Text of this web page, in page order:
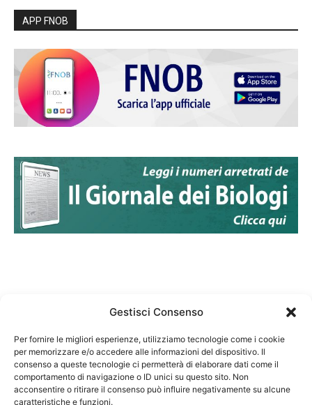
Gestisci Consenso
Per fornire le migliori esperienze, utilizziamo tecnologie come i cookie
per memorizzare e/o accedere alle informazioni del dispositivo. Il
consenso a queste tecnologie ci permetterà di elaborare dati come il
comportamento di navigazione o ID unici su questo sito. Non
acconsentire o ritirare il consenso può influire negativamente su alcune
caratteristiche e funzioni.
APP FNOB
Federazione Nazionale Degli Ordini dei Biologi:
codice fiscale 80069130583
Responsabile sito internet www.fnob.it: Vincenzo